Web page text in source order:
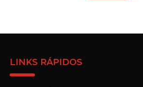
LINKS RÁPIDOS